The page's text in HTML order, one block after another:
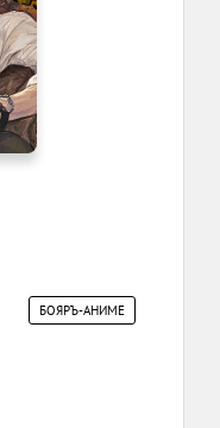
БОЯРЪ-АНИМЕ